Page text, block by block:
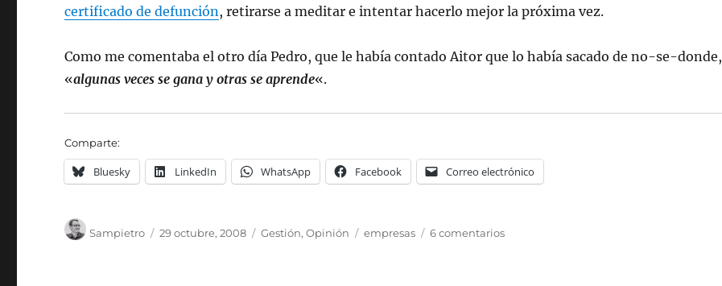
certificado de defunción, retirarse a meditar e intentar hacerlo mejor la próxima vez.
Como me comentaba el otro día Pedro, que le había contado Aitor que lo había sacado de no-se-donde,
«algunas veces se gana y otras se aprende«.
Comparte:
Bluesky LinkedIn WhatsApp Facebook Correo electrónico
Sampietro 29 octubre, 2008 Gestión,Opinión empresas 6 comentarios